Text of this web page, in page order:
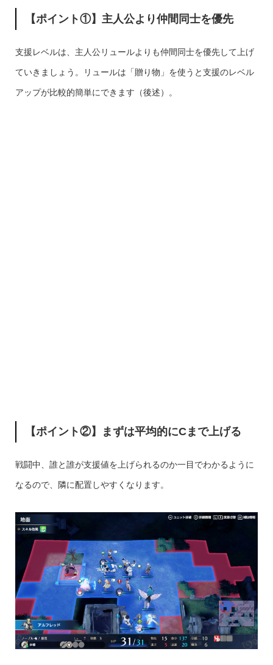
【ポイント①】主人公より仲間同士を優先
支援レベルは、主人公リュールよりも仲間同士を優先して上げ
ていきましょう。リュールは「贈り物」を使うと支援のレベル
アップが比較的簡単にできます（後述）。
【ポイント②】まずは平均的にCまで上げる
戦闘中、誰と誰が支援値を上げられるのか一目でわかるように
なるので、隣に配置しやすくなります。